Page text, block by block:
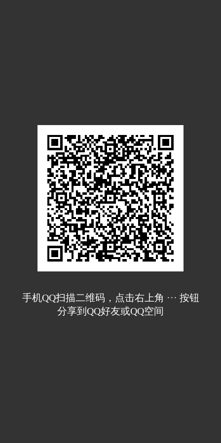
手机QQ扫描二维码，点击右上角 ··· 按钮
分享到QQ好友或QQ空间